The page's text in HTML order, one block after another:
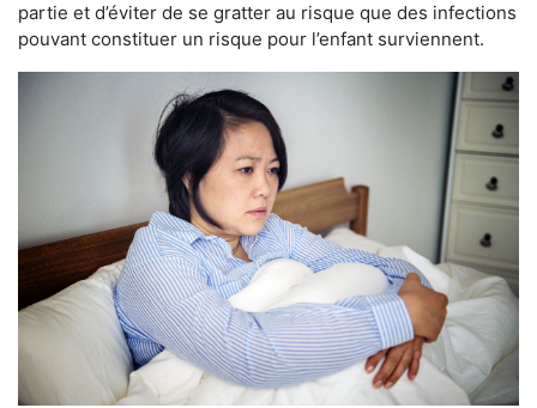
partie et d’éviter de se gratter au risque que des infections
pouvant constituer un risque pour l’enfant surviennent.